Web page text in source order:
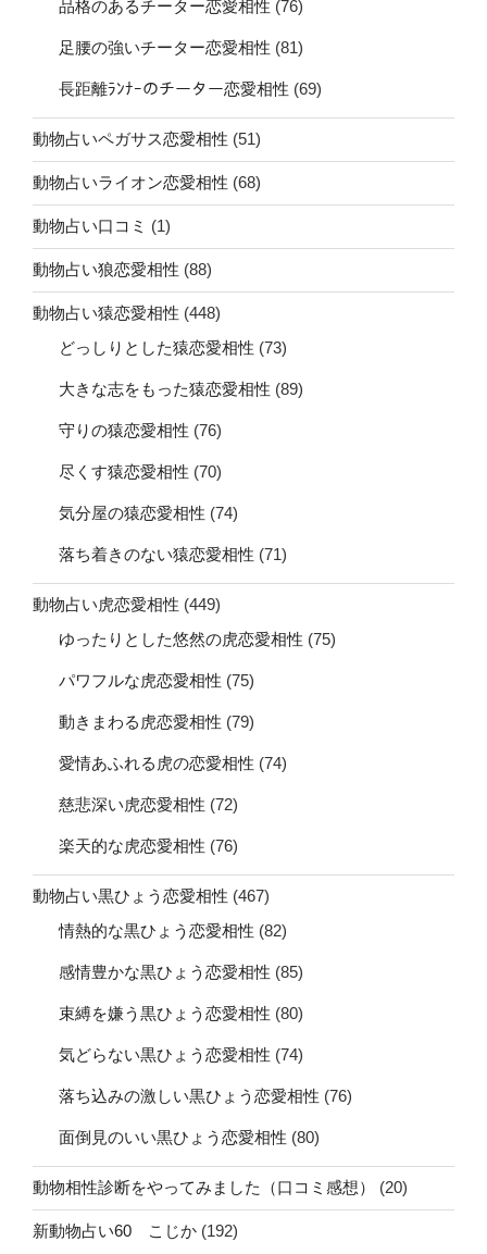
品格のあるチーター恋愛相性 (76)
足腰の強いチーター恋愛相性 (81)
長距離ﾗﾝﾅｰのチーター恋愛相性 (69)
動物占いペガサス恋愛相性 (51)
動物占いライオン恋愛相性 (68)
動物占い口コミ (1)
動物占い狼恋愛相性 (88)
動物占い猿恋愛相性 (448)
どっしりとした猿恋愛相性 (73)
大きな志をもった猿恋愛相性 (89)
守りの猿恋愛相性 (76)
尽くす猿恋愛相性 (70)
気分屋の猿恋愛相性 (74)
落ち着きのない猿恋愛相性 (71)
動物占い虎恋愛相性 (449)
ゆったりとした悠然の虎恋愛相性 (75)
パワフルな虎恋愛相性 (75)
動きまわる虎恋愛相性 (79)
愛情あふれる虎の恋愛相性 (74)
慈悲深い虎恋愛相性 (72)
楽天的な虎恋愛相性 (76)
動物占い黒ひょう恋愛相性 (467)
情熱的な黒ひょう恋愛相性 (82)
感情豊かな黒ひょう恋愛相性 (85)
束縛を嫌う黒ひょう恋愛相性 (80)
気どらない黒ひょう恋愛相性 (74)
落ち込みの激しい黒ひょう恋愛相性 (76)
面倒見のいい黒ひょう恋愛相性 (80)
動物相性診断をやってみました（口コミ感想） (20)
新動物占い60 こじか (192)